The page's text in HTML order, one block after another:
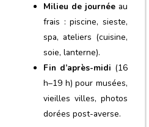
Milieu de journéeau
frais : piscine, sieste,
spa, ateliers (cuisine,
soie, lanterne).
Fin d’après-midi (16
h–19 h) pour musées,
vieilles villes, photos
dorées post-averse.